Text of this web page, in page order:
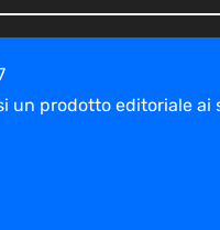
un prodotto editoriale ai